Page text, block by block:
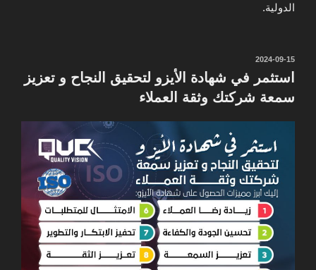
الدولية.
نُشر
في
2024-09-15
استثمر في شهادة الأيزو لتحقيق النجاح و تعزيز
سمعة شركتك وثقة العملاء